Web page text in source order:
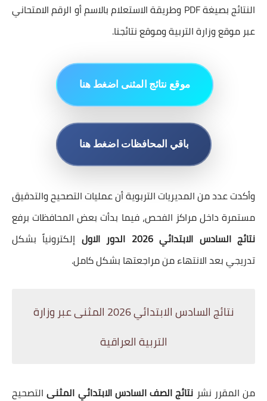
النتائج بصيغة PDF وطريقة الاستعلام بالاسم أو الرقم الامتحاني
عبر موقع وزارة التربية وموقع نتائجنا.
موقع نتائج المثنى اضغط هنا ا
باقي المحافظات اضغط هنا
وأكدت عدد من المديريات التربوية أن عمليات التصحيح والتدقيق
مستمرة داخل مراكز الفحص، فيما بدأت بعض المحافظات برفع
نتائج السادس الابتدائي 2026 الدور الاول
إلكترونياً بشكل
تدريجي بعد الانتهاء من مراجعتها بشكل كامل.
نتائج السادس الابتدائي 2026 المثنى عبر وزارة
التربية العراقية
من المقرر نشر نتائج الصف السادس الابتدائي المثنى التصحيح